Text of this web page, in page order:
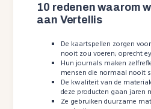
10 redenen waarom
aan Vertellis
De kaartspellen zorgen
nooit zou voeren; oprecht
Hun journals maken
mensen die normaal nooit
De kwaliteit van de
deze producten gaan jaren
Ze gebruiken duurzame